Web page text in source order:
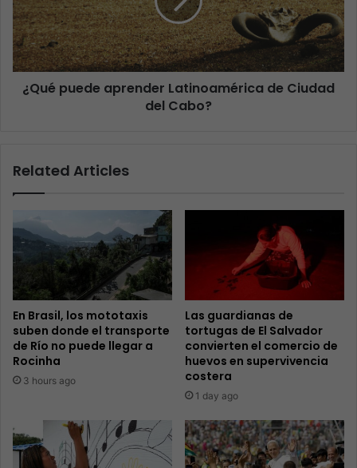
¿Qué puede aprender Latinoamérica de Ciudad
del Cabo?
Related Articles
En Brasil, los mototaxis
suben donde el transporte
de Río no puede llegar a
Rocinha
3 hours ago
Las guardianas de
tortugas de El Salvador
convierten el comercio de
huevos en supervivencia
costera
1 day ago